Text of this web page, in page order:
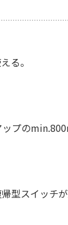
る。
プの
型スイッチが